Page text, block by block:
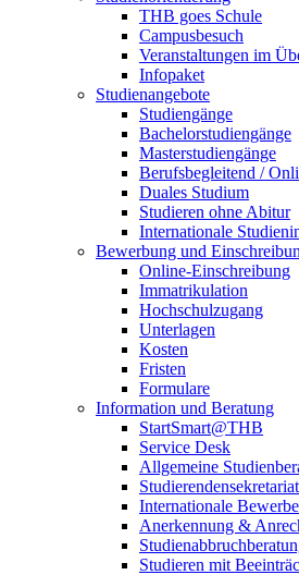
THB goes Schule
Campusbesuch
Veranstaltungen im
Infopaket
Studienangebote
Studiengänge
Bachelorstudiengänge
Masterstudiengänge
Berufsbegleitend /
Duales Studium
Studieren ohne Abitur
Internationale
Bewerbung und
Online-Einschreibung
Immatrikulation
Hochschulzugang
Unterlagen
Kosten
Fristen
Formulare
Information und Beratung
StartSmart@THB
Service Desk
Allgemeine
Studierendensekretariat
Internationale
Anerkennung &
Studieren mit